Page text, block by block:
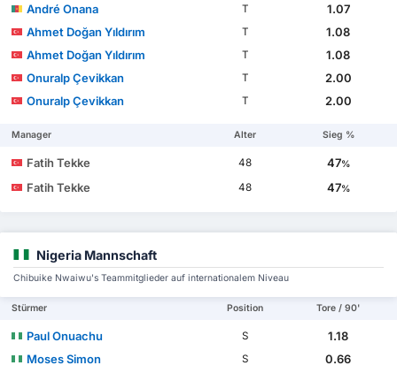
André Onana
T
1.07
Ahmet Doğan Yıldırım
T
1.08
Ahmet Doğan Yıldırım
T
1.08
Onuralp Çevikkan
T
2.00
Onuralp Çevikkan
T 2.00
Manager Alter Sieg %
Fatih Tekke 48 47%
Fatih Tekke 48 47%
Nigeria Mannschaft
Chibuike Nwaiwu's Teammitglieder auf internationalem Niveau
Stürmer Position Tore / 90'
Paul Onuachu S
1.18
Moses Simon
S
0.66